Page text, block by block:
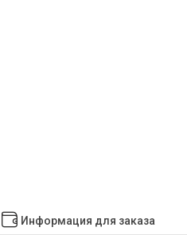
Информация для заказа